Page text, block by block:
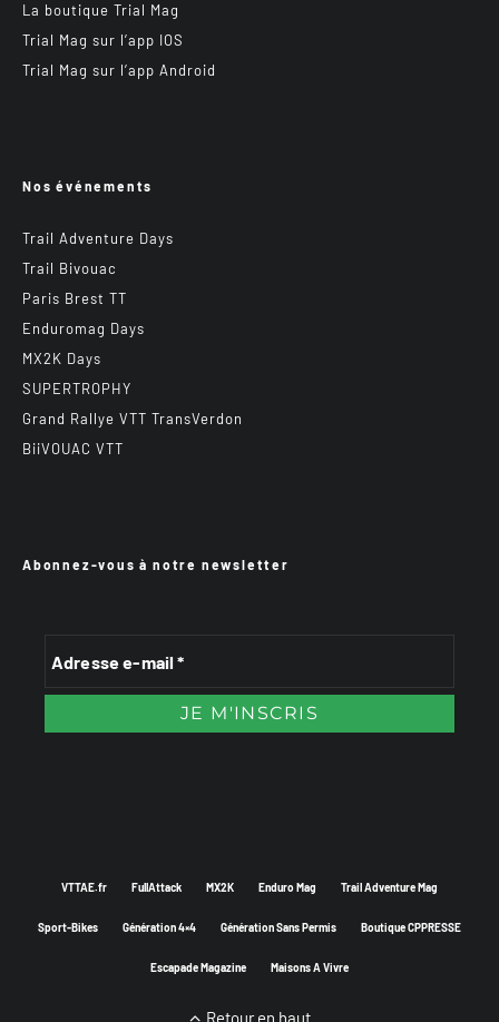
La boutique Trial Mag
Trial Mag sur l’app IOS
Trial Mag sur l’app Android
Nos événements
Trail Adventure Days
Trail Bivouac
Paris Brest TT
Enduromag Days
MX2K Days
SUPERTROPHY
Grand Rallye VTT TransVerdon
BiiVOUAC VTT
Abonnez-vous à notre newsletter
VTTAE.fr FullAttack MX2K Enduro Mag Trail Adventure Mag
Sport-Bikes Génération 4×4 Génération Sans Permis Boutique CPPRESSE
Escapade Magazine Maisons A Vivre
Retour en haut